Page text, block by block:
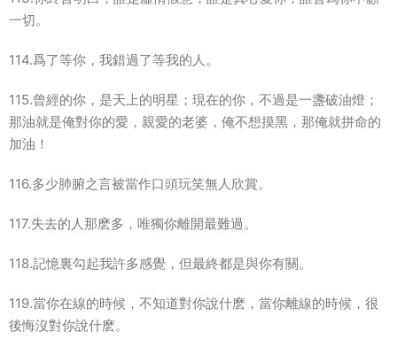
一切。
114.爲了等你，我錯過了等我的人。
115.曾經的你，是天上的明星；現在的你，不過是一盞破油燈；
那油就是俺對你的愛，親愛的老婆，俺不想摸黑，那俺就拼命的
加油！
116.多少肺腑之言被當作口頭玩笑無人欣賞。
117.失去的人那麽多，唯獨你離開最難過。
118.記憶裏勾起我許多感覺，但最終都是與你有關。
119.當你在線的時候，不知道對你說什麽，當你離線的時候，很
後悔沒對你說什麽。